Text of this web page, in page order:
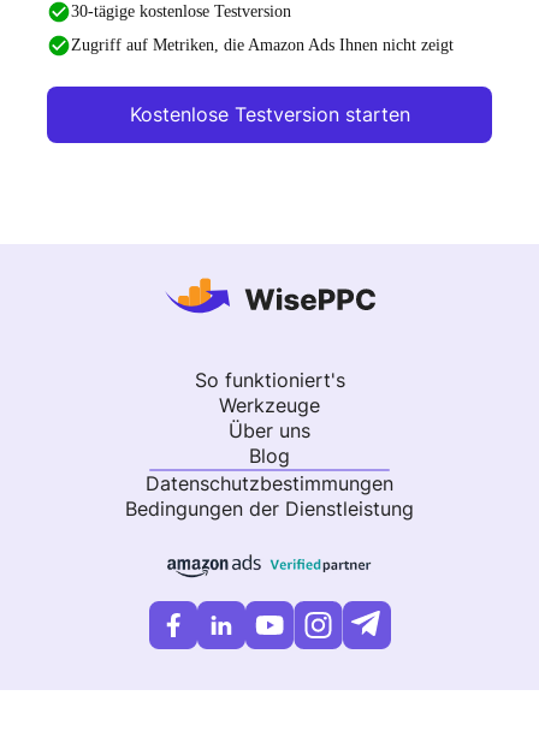
30-tägige kostenlose Testversion
Zugriff auf Metriken, die Amazon Ads Ihnen nicht zeigt
Kostenlose Testversion starten
So funktioniert's
Werkzeuge
Über uns
Blog
Datenschutzbestimmungen
Bedingungen der Dienstleistung